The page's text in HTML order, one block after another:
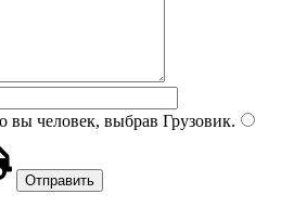
вы человек, выбрав Грузовик.